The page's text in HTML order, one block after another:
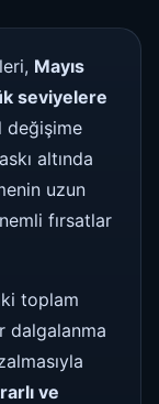
Mayıs
seviyelere
değişime
altında
uzun
fırsatlar
toplam
dalgalanma
ve